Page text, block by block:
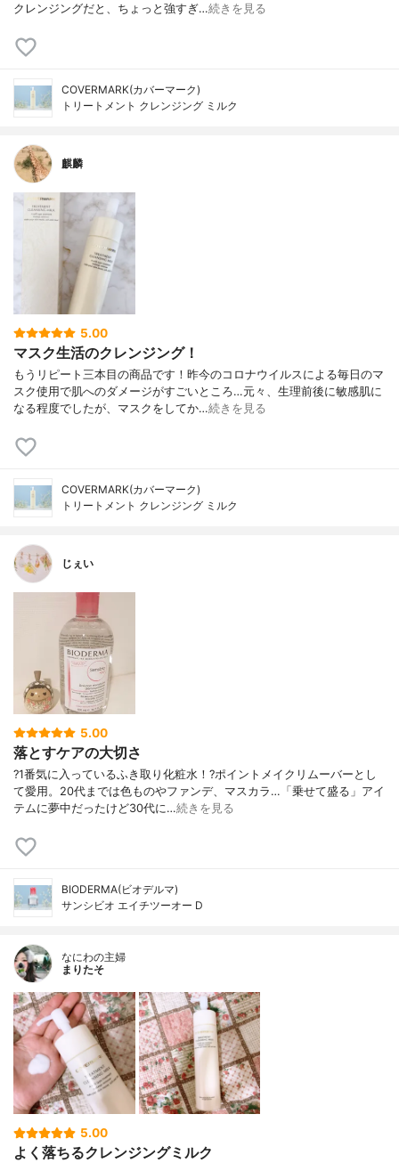
クレンジングだと、ちょっと強すぎ…続きを見る
COVERMARK(カバーマーク)
トリートメント クレンジング ミルク
麒麟
5.00
マスク生活のクレンジング！
もうリピート三本目の商品です！昨今のコロナウイルスによる毎日のマ
スク使用で肌へのダメージがすごいところ…元々、生理前後に敏感肌に
なる程度でしたが、マスクをしてか…続きを見る
COVERMARK(カバーマーク)
トリートメント クレンジング ミルク
じぇい
5.00
落とすケアの大切さ
?1番気に入っているふき取り化粧水！?ポイントメイクリムーバーとし
て愛用。20代までは色ものやファンデ、マスカラ…「乗せて盛る」アイ
テムに夢中だったけど30代に…続きを見る
BIODERMA(ビオデルマ)
サンシビオ エイチツーオー D
なにわの主婦
まりたそ
5.00
よく落ちるクレンジングミルク